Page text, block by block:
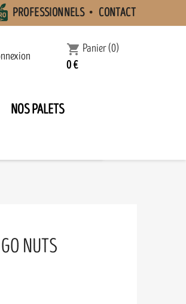
PROFESSIONNELS CONTACT
shopping_cart Panier(0)
0 €
NOS PALETS
NUTS